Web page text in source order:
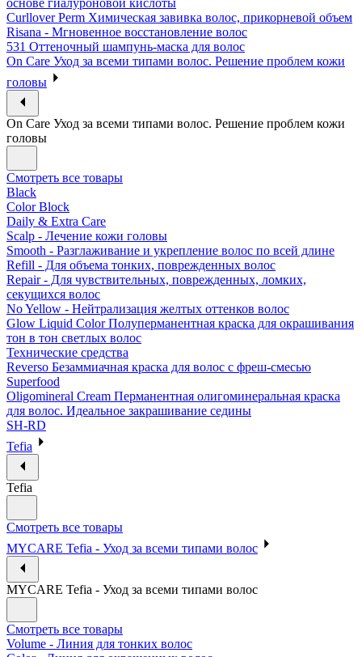
Curllover Perm Химическая завивка волос, прикорневой объем
Risana - Мгновенное восстановление волос
531 Оттеночный шампунь-маска для волос
On Care Уход за всеми типами волос. Решение проблем кожи
головы
On Care Уход за всеми типами волос. Решение проблем кожи
головы
Смотреть все товары
Black
Color Block
Daily & Extra Care
Scalp - Лечение кожи головы
Smooth - Разглаживание и укрепление волос по всей длине
Refill - Для объема тонких, поврежденных волос
Repair - Для чувствительных, поврежденных, ломких,
секущихся волос
No Yellow - Нейтрализация желтых оттенков волос
Glow Liquid Color Полуперманентная краска для окрашивания
тон в тон светлых волос
Технические средства
Reverso Безаммиачная краска для волос с фреш-смесью
Superfood
Oligomineral Cream Перманентная олигоминеральная краска
для волос. Идеальное закрашивание седины
SH-RD
Tefia
Tefia
Смотреть все товары
MYCARE Tefia - Уход за всеми типами волос
MYCARE Tefia - Уход за всеми типами волос
Смотреть все товары
Volume - Линия для тонких волос